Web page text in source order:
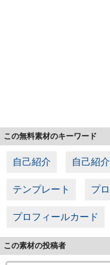
この無料素材のキーワード
自己紹介 自己紹
テンプレート プ
プロフィールカード
この素材の投稿者